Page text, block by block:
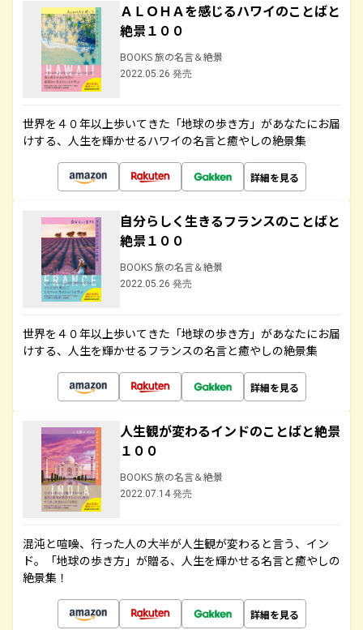
ＡＬＯＨＡを感じるハワイのことばと
絶景１００
BOOKS 旅の名言＆絶景
2022.05.26 発売
世界を４０年以上歩いてきた「地球の歩き方」があなたにお届
けする、人生を輝かせるハワイの名言と癒やしの絶景集
詳細を見る
自分らしく生きるフランスのことばと
絶景１００
BOOKS 旅の名言＆絶景
2022.05.26 発売
世界を４０年以上歩いてきた「地球の歩き方」があなたにお届
けする、人生を輝かせるフランスの名言と癒やしの絶景集
詳細を見る
人生観が変わるインドのことばと絶景
１００
BOOKS 旅の名言＆絶景
2022.07.14 発売
混沌と喧噪、行った人の大半が人生観が変わると言う、イン
ド。「地球の歩き方」が贈る、人生を輝かせる名言と癒やしの
絶景集！
詳細を見る